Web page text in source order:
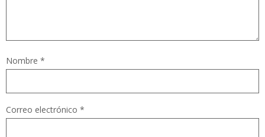
Nombre *
Correo electrónico *